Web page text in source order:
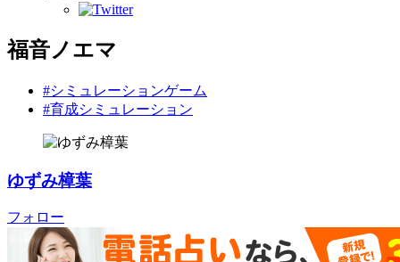
福音ノエマ
#シミュレーションゲーム
#育成シミュレーション
ゆずみ樟葉
フォロー